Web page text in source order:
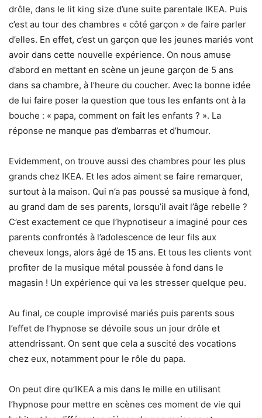
drôle, dans le lit king size d’une suite parentale IKEA. Puis
c’est au tour des chambres « côté garçon » de faire parler
d’elles. En effet, c’est un garçon que les jeunes mariés vont
avoir dans cette nouvelle expérience. On nous amuse
d’abord en mettant en scène un jeune garçon de 5 ans
dans sa chambre, à l’heure du coucher. Avec la bonne idée
de lui faire poser la question que tous les enfants ont à la
bouche : « papa, comment on fait les enfants ? ». La
réponse ne manque pas d’embarras et d’humour.
Evidemment, on trouve aussi des chambres pour les plus
grands chez IKEA. Et les ados aiment se faire remarquer,
surtout à la maison. Qui n’a pas poussé sa musique à fond,
au grand dam de ses parents, lorsqu’il avait l’âge rebelle ?
C’est exactement ce que l’hypnotiseur a imaginé pour ces
parents confrontés à l’adolescence de leur fils aux
cheveux longs, alors âgé de 15 ans. Et tous les clients vont
profiter de la musique métal poussée à fond dans le
magasin ! Un expérience qui va les stresser quelque peu.
Au final, ce couple improvisé mariés puis parents sous
l’effet de l’hypnose se dévoile sous un jour drôle et
attendrissant. On sent que cela a suscité des vocations
chez eux, notamment pour le rôle du papa.
On peut dire qu’IKEA a mis dans le mille en utilisant
l’hypnose pour mettre en scènes ces moment de vie qui